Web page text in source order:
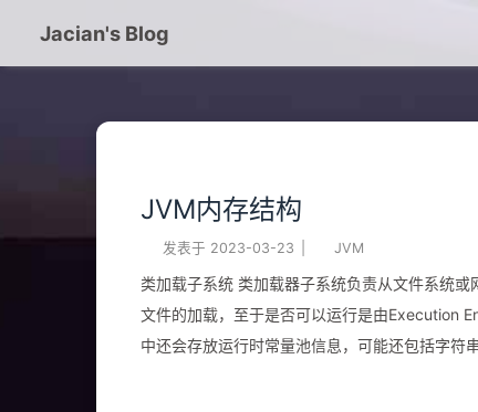
Jacian's Blog
JVM内存结构
发表于 2023-03-23 JVM
类加载子系统 类加载器子系统负责从文件系统
文件的加载，至于是否可以运行是由Execution
中还会存放运行时常量池信息，可能还包括字符